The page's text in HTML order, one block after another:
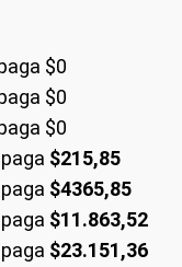
$0
$0
$0
$215,85
$4365,85
$11.863,52
$23.151,36